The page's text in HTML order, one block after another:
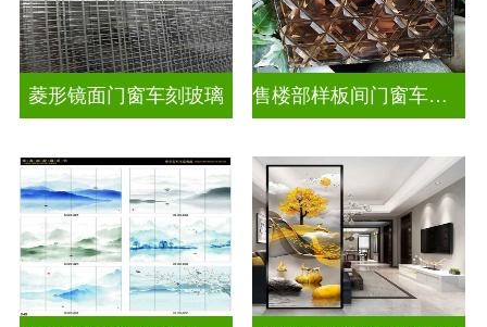
菱形镜面门窗车刻玻璃 售楼部样板间门窗车刻玻璃